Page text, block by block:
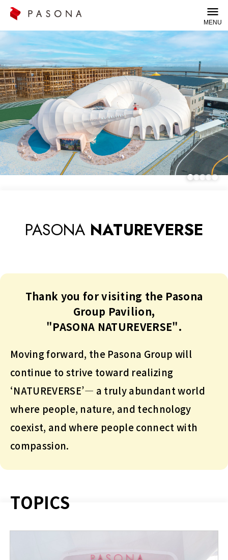
MENU
PASONA NATUREVERSE
Thank you for visiting the Pasona
Group Pavilion,
"PASONA NATUREVERSE".
Moving forward, the Pasona Group will
continue to strive toward realizing
‘NATUREVERSE’— a truly abundant world
where people, nature, and technology
coexist, and where people connect with
compassion.
TOPICS